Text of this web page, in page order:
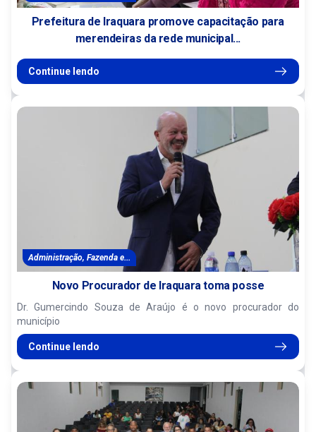
Prefeitura de Iraquara promove capacitação para
merendeiras da rede municipal...
Continue lendo
Administração, Fazenda e...
Novo Procurador de Iraquara toma posse
Dr. Gumercindo Souza de Araújo é o novo procurador do
município
Continue lendo